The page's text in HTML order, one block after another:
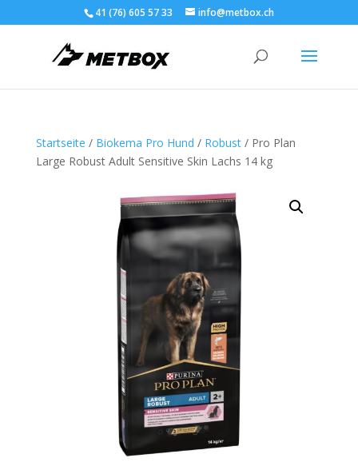
41 (76) 605 57 33 info@metbox.ch
Startseite / Biokema Pro Hund / Robust/ Pro Plan
Large Robust Adult Sensitive Skin Lachs 14 kg